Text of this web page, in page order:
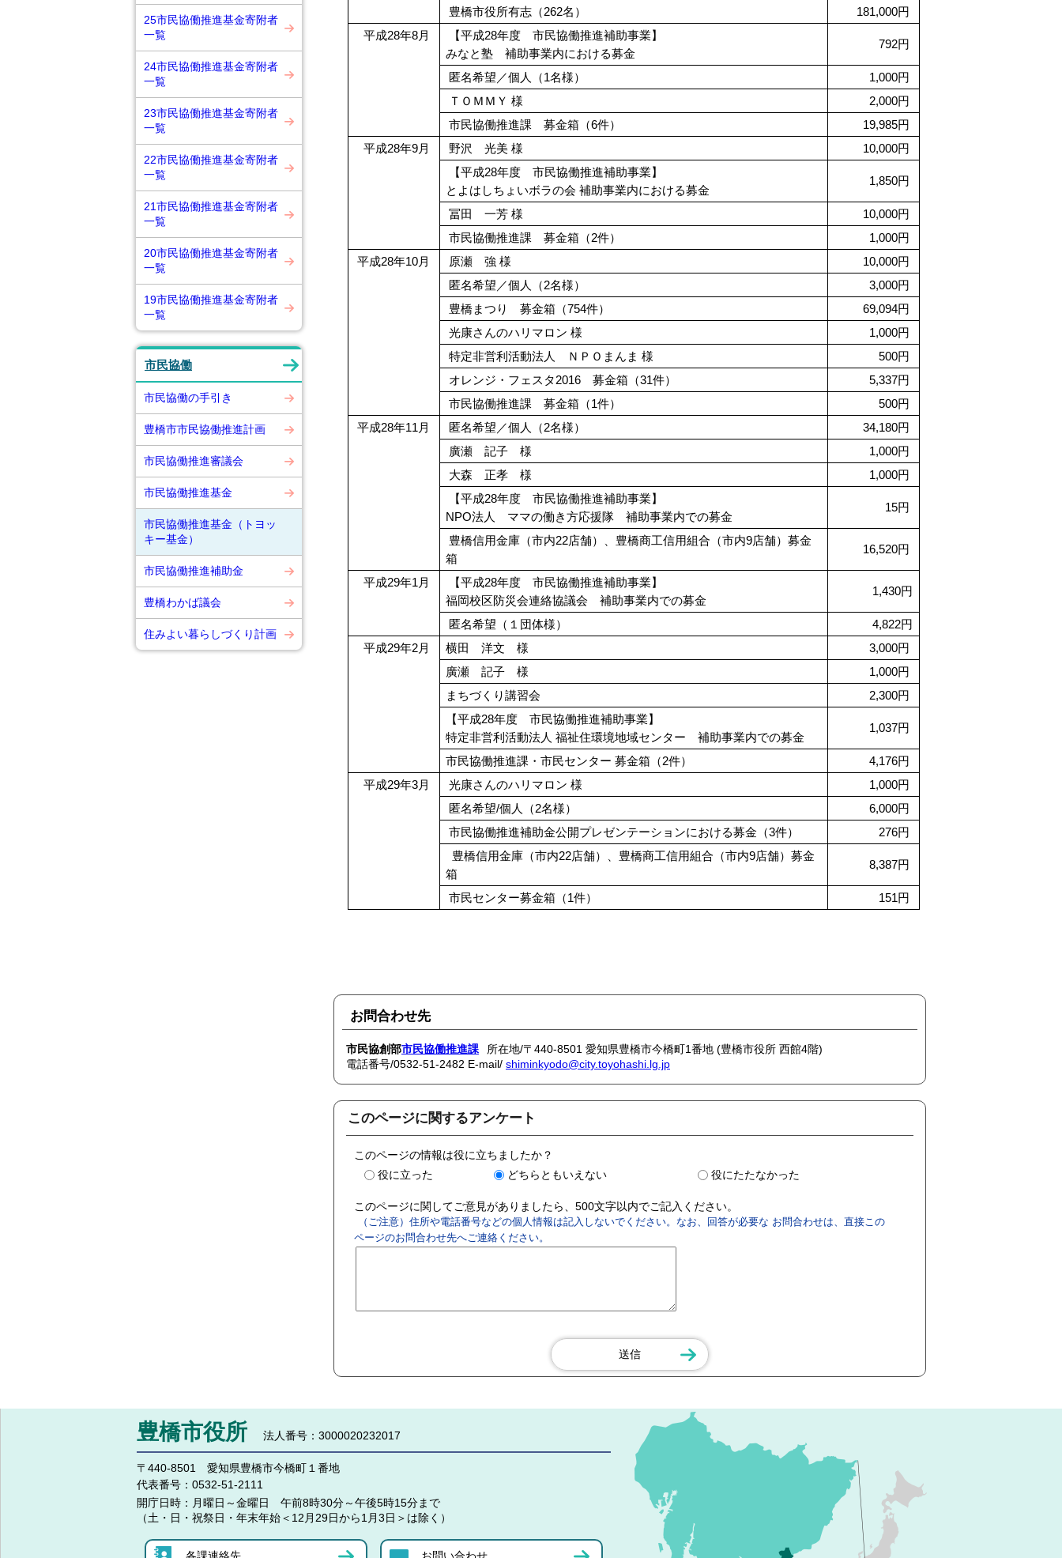
25市民協働推進基金寄附者
一覧
24市民協働推進基金寄附者
一覧
23市民協働推進基金寄附者
一覧
22市民協働推進基金寄附者
一覧
21市民協働推進基金寄附者
一覧
20市民協働推進基金寄附者
一覧
19市民協働推進基金寄附者
一覧
市民協働
市民協働の手引き
豊橋市市民協働推進計画
市民協働推進審議会
市民協働推進基金
市民協働推進基金（トヨッ
キー基金）
市民協働推進補助金
豊橋わかば議会
住みよい暮らしづくり計画
豊橋市役所有志（262名）
181,000円
平成28年8月
【平成28年度 市民協働推進補助事業】
みなと塾 補助事業内における募金
792円
匿名希望／個人（1名様）
1,000円
ＴＯＭＭＹ 様
2,000円
市民協働推進課 募金箱（6件）
19,985円
平成28年9月
野沢 光美 様
10,000円
【平成28年度 市民協働推進補助事業】
とよはしちょいボラの会 補助事業内における募金
1,850円
冨田 一芳 様
10,000円
市民協働推進課 募金箱（2件）
1,000円
平成28年10月
原瀬 強 様
10,000円
匿名希望／個人（2名様）
3,000円
豊橋まつり 募金箱（754件）
69,094円
光康さんのハリマロン 様
1,000円
特定非営利活動法人 ＮＰＯまんま 様
500円
オレンジ・フェスタ2016 募金箱（31件）
5,337円
市民協働推進課 募金箱（1件）
500円
平成28年11月
匿名希望／個人（2名様）
34,180円
廣瀬 記子 様
1,000円
大森 正孝 様
1,000円
【平成28年度 市民協働推進補助事業】
NPO法人 ママの働き方応援隊 補助事業内での募金
15円
豊橋信用金庫（市内22店舗）、豊橋商工信用組合（市内9店舗）募金
箱
16,520円
平成29年1月
【平成28年度 市民協働推進補助事業】
福岡校区防災会連絡協議会 補助事業内での募金
1,430円
匿名希望（１団体様）
4,822円
平成29年2月
横田 洋文 様
3,000円
廣瀬 記子 様
1,000円
まちづくり講習会
2,300円
【平成28年度 市民協働推進補助事業】
特定非営利活動法人 福祉住環境地域センター 補助事業内での募金
1,037円
市民協働推進課・市民センター 募金箱（2件）
4,176円
平成29年3月
光康さんのハリマロン 様
1,000円
匿名希望/個人（2名様）
6,000円
市民協働推進補助金公開プレゼンテーションにおける募金（3件）
276円
豊橋信用金庫（市内22店舗）、豊橋商工信用組合（市内9店舗）募金
箱
8,387円
市民センター募金箱（1件） 151円
お問合わせ先
市民協創部市民協働推進課
所在地/〒440-8501 愛知県豊橋市今橋町1番地 (豊橋市役所 西館4階)
電話番号/0532-51-2482 E-mail/ shiminkyodo@city.toyohashi.lg.jp
このページに関するアンケート
このページの情報は役に立ちましたか？
役に立った
どちらともいえない 役にたたなかった
このページに関してご意見がありましたら、500文字以内でご記入ください。
（ご注意）住所や電話番号などの個人情報は記入しないでください。なお、回答が必要な お問合わせは、直接この
ページのお問合わせ先へご連絡ください。
豊橋市役所 法人番号：3000020232017
〒440-8501 愛知県豊橋市今橋町１番地
代表番号： 0532-51-2111
開庁日時： 月曜日～金曜日 午前8時30分～午後5時15分まで
（土・日・祝祭日・年末年始＜12月29日から1月3日＞は除く）
各課連絡先 お問い合わせ